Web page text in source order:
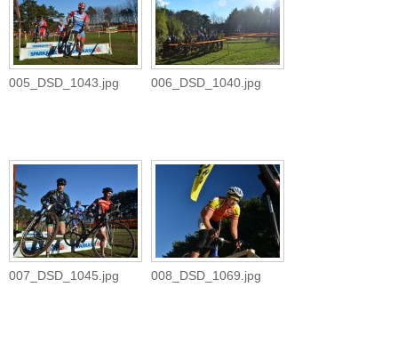
005_DSD_1043.jpg 006_DSD_1040.jpg
007_DSD_1045.jpg 008_DSD_1069.jpg